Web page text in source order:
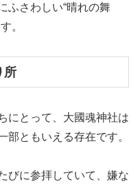
ふさわしい“晴れの舞
。
所
にとって、大國魂神社は
部ともいえる存在です。
びに参拝していて、嫌な